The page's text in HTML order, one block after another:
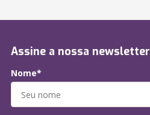
Assine a nossa newsletter
Nome*